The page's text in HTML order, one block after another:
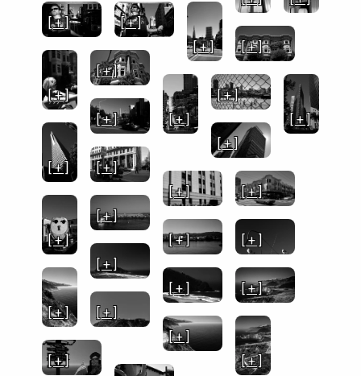
[ + ]
[ + ]
[ + ]
[ + ]
[ + ]
[ + ]
[ + ]
[ + ]
[ + ]
[ + ]
[ + ]
[ + ]
[ + ]
[ + ]
[ + ]
[ + ]
[ + ]
[ + ]
[ + ]
[ + ]
[ + ]
[ + ]
[ + ]
[ + ]
[ + ]
[ + ]
[ + ]